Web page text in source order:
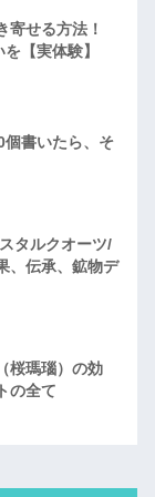
寄せる方法！
【実体験】
個書いたら、そ
タルクオーツ/
、伝承、鉱物デ
桜瑪瑙）の効
の全て